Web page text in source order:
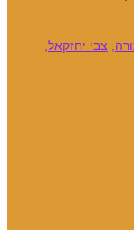
, צבי יחזקאל,